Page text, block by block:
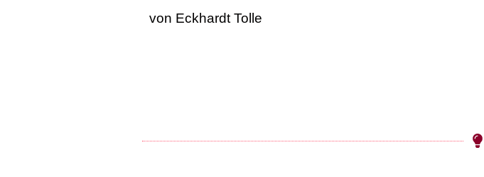
von Eckhardt Tolle